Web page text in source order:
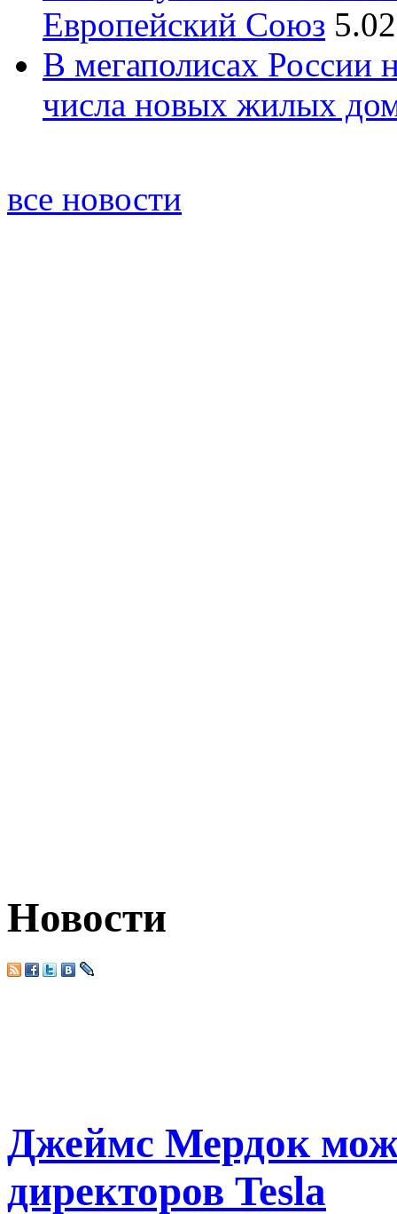
Европейский Союз
В мегаполисах России
числа новых жилых
все новости
Новости
Джеймс Мердок
директоров Tesla